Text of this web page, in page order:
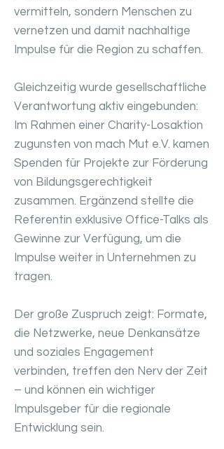
vermitteln, sondern Menschen zu
vernetzen und damit nachhaltige
Impulse für die Region zu schaffen.
Gleichzeitig wurde gesellschaftliche
Verantwortung aktiv eingebunden:
Im Rahmen einer Charity-Losaktion
zugunsten von mach Mut e.V. kamen
Spenden für Projekte zur Förderung
von Bildungsgerechtigkeit
zusammen. Ergänzend stellte die
Referentin exklusive Office-Talks als
Gewinne zur Verfügung, um die
Impulse weiter in Unternehmen zu
tragen.
Der große Zuspruch zeigt: Formate,
die Netzwerke, neue Denkansätze
und soziales Engagement
verbinden, treffen den Nerv der Zeit
– und können ein wichtiger
Impulsgeber für die regionale
Entwicklung sein.